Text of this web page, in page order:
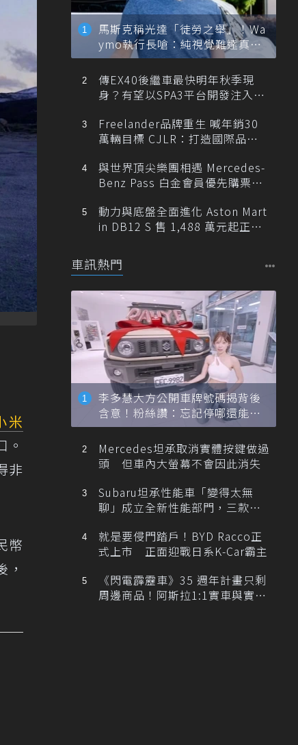
米
非
幣
馬斯克稱光達「徒勞之舉」！Wa
ymo執行長嗆：純視覺難達真正
自動駕駛
傳EX40後繼車最快明年秋季現
身？有望以SPA3平台開發注入80
Freelander品牌重生 喊年銷30
萬輛目標 CJLR：打造國際品牌
與世界頂尖樂團相遇 Mercedes-
Benz Pass 白金會員優先購票維
動力與底盤全面進化 Aston Mart
in DB12 S 售 1,488 萬元起正式
車訊熱門
李多慧大方公開車牌號碼揭背後
含意！粉絲讚：忘記停哪還能幫
忙找車
Mercedes坦承取消實體按鍵做過
頭 但車內大螢幕不會因此消失
Subaru坦承性能車「變得太無
聊」成立全新性能部門，三款手
就是要侵門踏戶！BYD Racco正
式上市 正面迎戰日系K-Car霸主
《閃電霹靂車》35 週年計畫只剩
周邊商品！阿斯拉1:1實車與實體